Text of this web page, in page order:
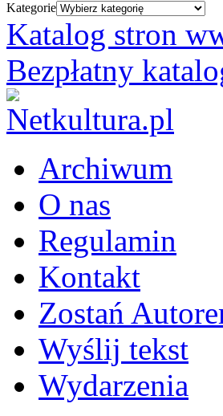
Kategorie
Katalog stron
Bezpłatny
Archiwum
O nas
Regulamin
Kontakt
Zostań
Wyślij tekst
Wydarzenia